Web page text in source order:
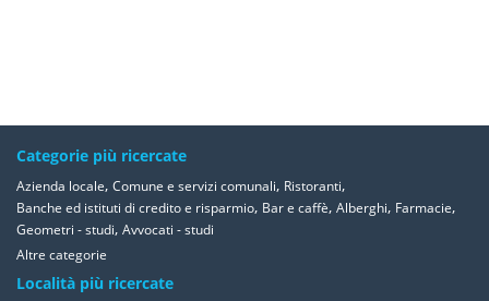
Categorie più ricercate
Azienda locale, Comune e servizi comunali, Ristoranti,
Banche ed istituti di credito e risparmio, Bar e caffè, Alberghi, Farmacie,
Geometri - studi, Avvocati - studi
Altre categorie
Località più ricercate